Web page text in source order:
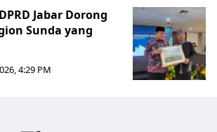
Jabar Dorong
Sunda yang
4:29 PM